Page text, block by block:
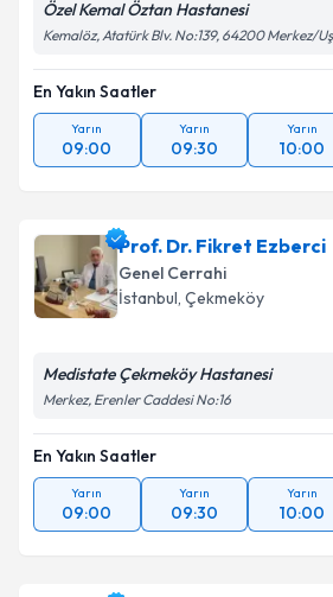
Özel Kemal Öztan Hastanesi
Kemalöz, Atatürk Blv. No:139, 64200 Merkez/
En Yakın Saatler
Yarın
09:00
Yarın
09:30
Yarın
10:00
Prof. Dr. Fikret Ezberci
Genel Cerrahi
İstanbul, Çekmeköy
Medistate Çekmeköy Hastanesi
Merkez, Erenler Caddesi No:16
En Yakın Saatler
Yarın
09:00
Yarın
09:30
Yarın
10:00